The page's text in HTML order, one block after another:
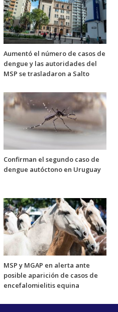
Aumentó el número de casos de
dengue y las autoridades del
MSP se trasladaron a Salto
Confirman el segundo caso de
dengue autóctono en Uruguay
MSP y MGAP en alerta ante
posible aparición de casos de
encefalomielitis equina